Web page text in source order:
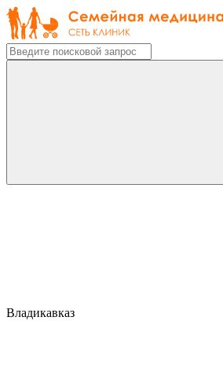
Владикавказ